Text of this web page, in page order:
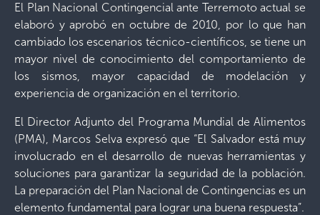
El Plan Nacional Contingencial ante Terremoto actual se
elaboró y aprobó en octubre de 2010, por lo que han
cambiado los escenarios técnico-científicos, se tiene un
mayor nivel de conocimiento del comportamiento de
los sismos, mayor capacidad de modelación y
experiencia de organización en el territorio.
El Director Adjunto del Programa Mundial de Alimentos
(PMA), Marcos Selva expresó que “El Salvador está muy
involucrado en el desarrollo de nuevas herramientas y
soluciones para garantizar la seguridad de la población.
La preparación del Plan Nacional de Contingencias es un
elemento fundamental para lograr una buena respuesta”.